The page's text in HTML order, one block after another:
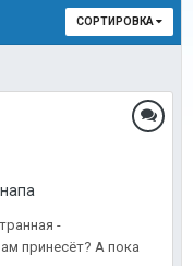
СОРТИРОВКА
-
принесёт? А пока